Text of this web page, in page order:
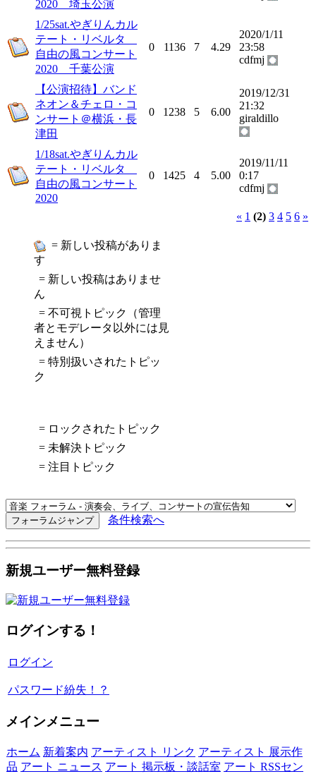
2020 埼玉公演
1/25sat.やぎりんカル
テート・リベルタ
自由の風コンサート
2020 千葉公演
0 1136 7 4.29
2020/1/11
23:58
cdfmj
【公演招待】バンド
ネオン＆チェロ・コ
ンサート＠横浜・長
津田
0 1238 5 6.00
2019/12/31
21:32
giraldillo
1/18sat.やぎりんカル
テート・リベルタ
自由の風コンサート
2020
0 1425 4 5.00
2019/11/11
0:17
cdfmj
« 1 (2) 3 4 5 6 »
= 新しい投稿がありま
す
= 新しい投稿はありませ
ん
= 不可視トピック（管理
者とモデレータ以外には見
えません）
= 特別扱いされたトピッ
ク
= ロックされたトピック
= 未解決トピック
= 注目トピック
条件検索へ
新規ユーザー無料登録
ログインする！
ログイン
パスワード紛失！？
メインメニュー
ホーム 新着案内 アーティスト リンク アーティスト 展示作
品 アート ニュース アート 掲示板・談話室 アート RSSセン